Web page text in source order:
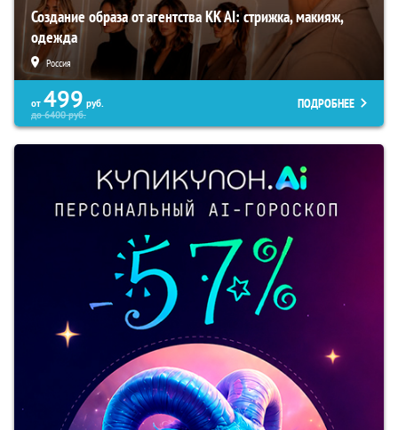
Создание образа от агентства KK AI: стрижка, макияж,
одежда
Россия
от 499 руб.
до6400руб.
ПОДРОБНЕЕ